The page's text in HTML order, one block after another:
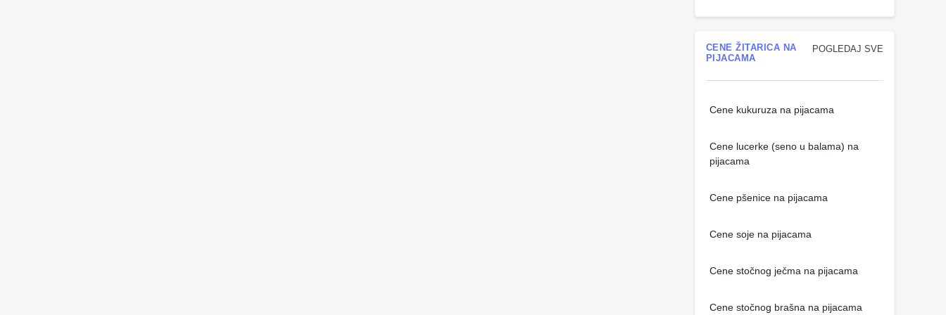
POGLEDAJ SVE
CENE ŽITARICA NA
PIJACAMA
Cene kukuruza na pijacama
Cene lucerke (seno u balama) na
pijacama
Cene pšenice na pijacama
Cene soje na pijacama
Cene stočnog ječma na pijacama
Cene stočnog brašna na pijacama